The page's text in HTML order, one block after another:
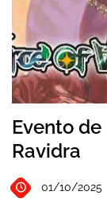
Evento
Ravidra
01/10/2025